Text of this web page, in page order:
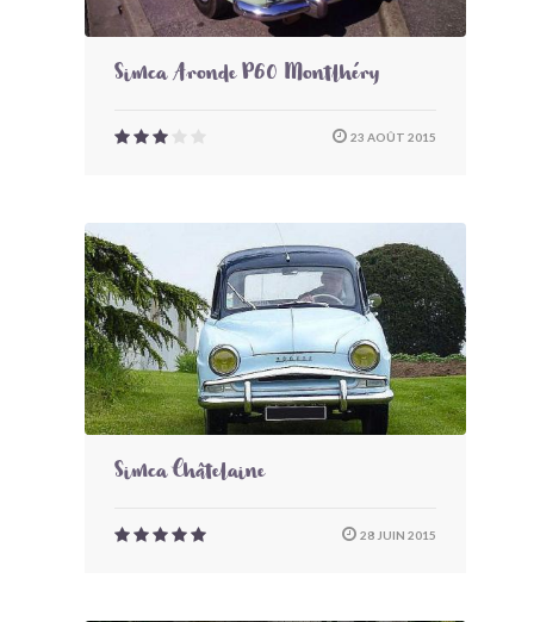
Simca Aronde P60 Montlhéry
23 AOÛT 2015
Simca Châtelaine
28 JUIN 2015